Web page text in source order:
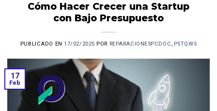
Cómo Hacer Crecer una Startup
con Bajo Presupuesto
PUBLICADO EN17/02/2025 POR REPARACIONESPCDOC_PSTQW5
17
Feb